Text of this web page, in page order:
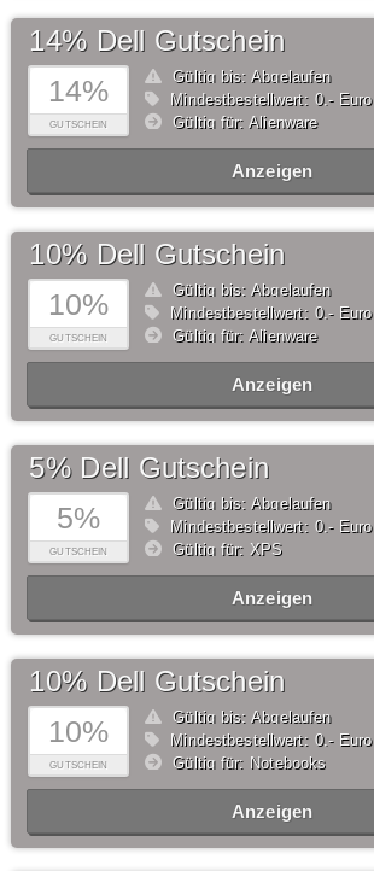
14%
GUTSCHEIN
14% Dell Gutschein
Gültig bis: Abgelaufen
Mindestbestellwert: 0,- Euro
Gültig für: Alienware
Anzeigen
10%
GUTSCHEIN
10% Dell Gutschein
Gültig bis: Abgelaufen
Mindestbestellwert: 0,- Euro
Gültig für: Alienware
Anzeigen
5%
GUTSCHEIN
5% Dell Gutschein
Gültig bis: Abgelaufen
Mindestbestellwert: 0,- Euro
Gültig für: XPS
Anzeigen
10%
GUTSCHEIN
10% Dell Gutschein
Gültig bis: Abgelaufen
Mindestbestellwert: 0,- Euro
Gültig für: Notebooks
Anzeigen